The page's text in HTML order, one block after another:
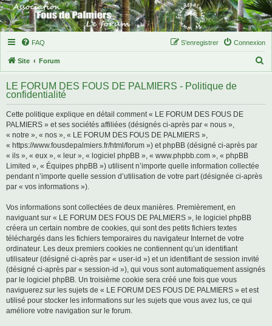
FAQ Connexion
S’enregistrer
Site Forum
h
LE FORUM DES FOUS DE PALMIERS - Politique de
confidentialité
Cette politique explique en détail comment « LE FORUM DES FOUS DE
PALMIERS » et ses sociétés affiliées (désignés ci-après par « nous »,
« notre », « nos », « LE FORUM DES FOUS DE PALMIERS »,
« https://www.fousdepalmiers.fr/html/forum ») et phpBB (désigné ci-après par
« ils », « eux », « leur », « logiciel phpBB », « www.phpbb.com », « phpBB
Limited », « Équipes phpBB ») utilisent n’importe quelle information collectée
pendant n’importe quelle session d’utilisation de votre part (désignée ci-après
par « vos informations »).
Vos informations sont collectées de deux manières. Premièrement, en
naviguant sur « LE FORUM DES FOUS DE PALMIERS », le logiciel phpBB
créera un certain nombre de cookies, qui sont des petits fichiers textes
téléchargés dans les fichiers temporaires du navigateur Internet de votre
ordinateur. Les deux premiers cookies ne contiennent qu’un identifiant
utilisateur (désigné ci-après par « user-id ») et un identifiant de session invité
(désigné ci-après par « session-id »), qui vous sont automatiquement assignés
par le logiciel phpBB. Un troisième cookie sera créé une fois que vous
naviguerez sur les sujets de « LE FORUM DES FOUS DE PALMIERS » et est
utilisé pour stocker les informations sur les sujets que vous avez lus, ce qui
améliore votre navigation sur le forum.